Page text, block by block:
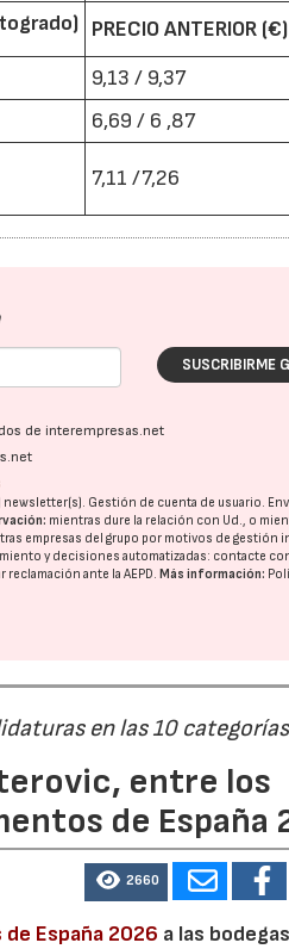
PRECIO ANTERIOR (€)
9,13 / 9,37
6,69 / 6 ,87
7,11 /7,26
SUSCRIBIRME
de interempresas.net
Gestión de cuenta de usuario.
mientras dure la relación con Ud., o
empresas del grupo por motivos de gestión
y decisiones automatizadas: contacte
reclamación ante laAEPD.Más información:
en las 10
entre los
de España
2660
España 2026 a las